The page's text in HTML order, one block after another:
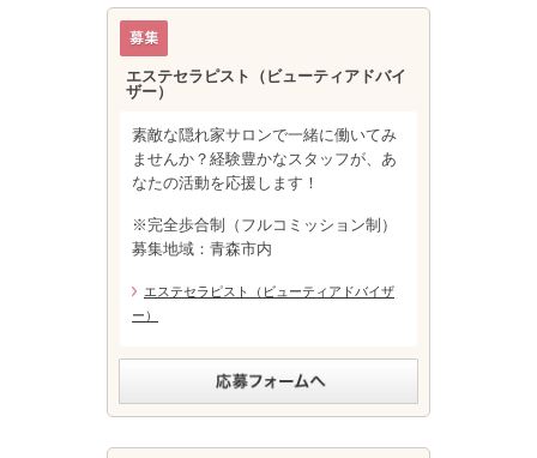
エステセラピスト（ビューティアドバイ
ザー）
素敵な隠れ家サロンで一緒に働いてみ
ませんか？経験豊かなスタッフが、あ
なたの活動を応援します！
※完全歩合制（フルコミッション制）
募集地域：青森市内
エステセラピスト（ビューティアドバイザ
ー）